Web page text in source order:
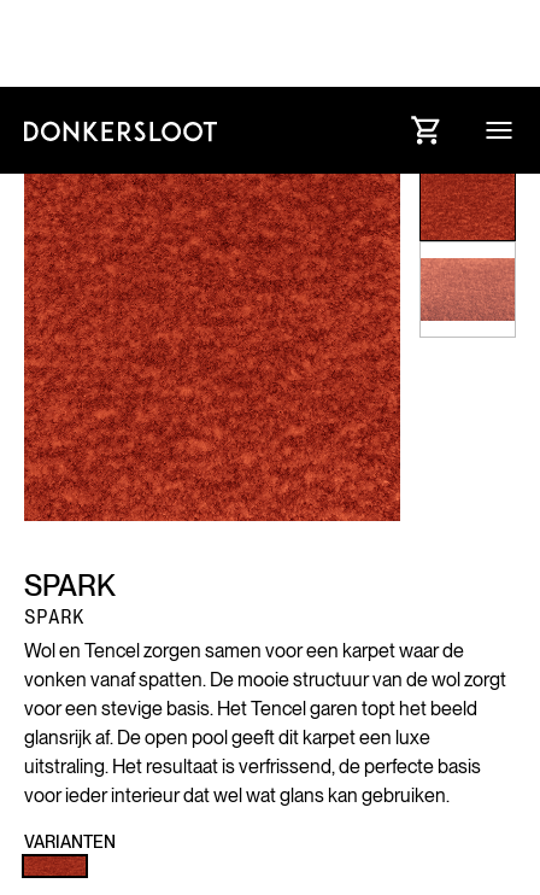
SPARK
SPARK
Wol en Tencel zorgen samen voor een karpet waar de
vonken vanaf spatten. De mooie structuur van de wol zorgt
voor een stevige basis. Het Tencel garen topt het beeld
glansrijk af. De open pool geeft dit karpet een luxe
uitstraling. Het resultaat is verfrissend, de perfecte basis
voor ieder interieur dat wel wat glans kan gebruiken.
VARIANTEN